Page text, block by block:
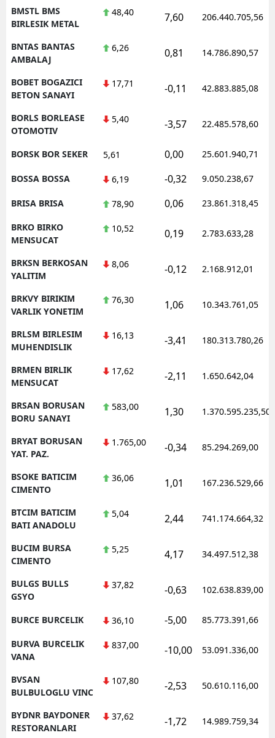
BMSTL BMS
BIRLESIK METAL
48,40 7,60 206.440.705,56
BNTAS BANTAS
AMBALAJ
6,26 0,81 14.786.890,57
BOBET BOGAZICI
BETON SANAYI
17,71 -0,11 42.883.885,08
BORLS BORLEASE
OTOMOTIV
5,40 -3,57 22.485.578,60
BORSK BOR SEKER 5,61 0,00 25.601.940,71
BOSSA BOSSA 6,19 -0,32 9.050.238,67
BRISA BRISA 78,90 0,06 23.861.318,45
BRKO BIRKO
MENSUCAT
10,52 0,19 2.783.633,28
BRKSN BERKOSAN
YALITIM
8,06 -0,12 2.168.912,01
BRKVY BIRIKIM
VARLIK YONETIM
76,30 1,06 10.343.761,05
BRLSM BIRLESIM
MUHENDISLIK
16,13 -3,41 180.313.780,26
BRMEN BIRLIK
MENSUCAT
17,62 -2,11 1.650.642,04
BRSAN BORUSAN
BORU SANAYI
583,00 1,30 1.370.595.235,50
BRYAT BORUSAN
YAT. PAZ.
1.765,00 -0,34 85.294.269,00
BSOKE BATICIM
CIMENTO
36,06 1,01 167.236.529,66
BTCIM BATICIM
BATI ANADOLU
5,04 2,44 741.174.664,32
BUCIM BURSA
CIMENTO
5,25 4,17 34.497.512,38
BULGS BULLS
GSYO
37,82 -0,63 102.638.839,00
BURCE BURCELIK 36,10 -5,00 85.773.391,66
BURVA BURCELIK
VANA
837,00 -10,00 53.091.336,00
BVSAN
BULBULOGLU VINC
107,80 -2,53 50.610.116,00
BYDNR BAYDONER
RESTORANLARI
37,62 -1,72 14.989.759,34